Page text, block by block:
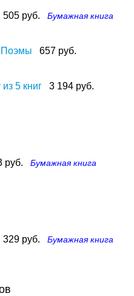
505 руб.
Бумажная книга
Поэмы 657 руб.
5 книг 3 194 руб.
руб.
Бумажная книга
329 руб.
Бумажная книга